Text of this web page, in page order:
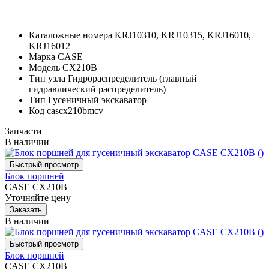
Каталожные номера KRJ10310, KRJ10315, KRJ16010,
KRJ16012
Марка CASE
Модель CX210B
Тип узла Гидрораспределитель (главный
гидравлический распределитель)
Тип Гусеничный экскаватор
Код cascx210bmcv
Запчасти
В наличии
Блок поршней
CASE CX210B
Уточняйте цену
В наличии
Блок поршней
CASE CX210B